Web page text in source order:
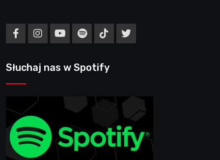
Słuchaj nas w Spotify